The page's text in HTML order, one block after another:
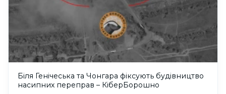
Біля Генічеська та Чонгара фіксують будівництво
насипних переправ – КіберБорошно